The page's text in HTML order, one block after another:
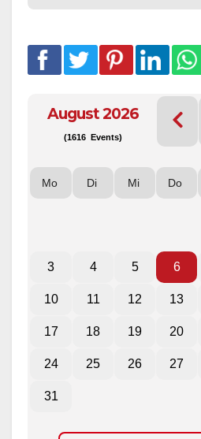
August 2026
(1616 Events)
Mo Di Mi Do
3 4 5 6
10 11 12 13
17 18 19 20
24 25 26 27
31